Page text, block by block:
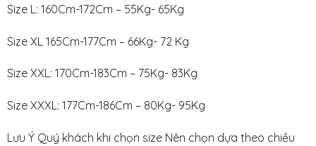
Size L: 160Cm-172Cm – 55Kg- 65Kg
Size XL 165Cm-177Cm – 66Kg- 72 Kg
Size XXL: 170Cm-183Cm – 75Kg- 83Kg
Size XXXL: 177Cm-186Cm – 80Kg- 95Kg
Lưu Ý Quý khách khi chọn size Nên chọn dựa theo chiều